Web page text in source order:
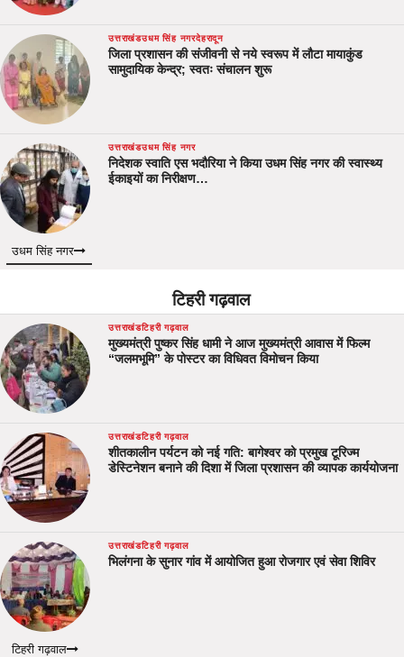
उत्तराखंडउधम सिंह नगरदेहरादून
जिला प्रशासन की संजीवनी से नये स्वरूप में लौटा मायाकुंड
सामुदायिक केन्द्र; स्वतः संचालन शुरू
उत्तराखंडउधम सिंह नगर
निदेशक स्वाति एस भदौरिया ने किया उधम सिंह नगर की स्वास्थ्य
ईकाइयों का निरीक्षण…
उधम सिंह नगर
टिहरी गढ़वाल
उत्तराखंडटिहरी गढ़वाल
मुख्यमंत्री पुष्कर सिंह धामी ने आज मुख्यमंत्री आवास में फिल्म
“जलमभूमि” के पोस्टर का विधिवत विमोचन किया
उत्तराखंडटिहरी गढ़वाल
शीतकालीन पर्यटन को नई गति: बागेश्वर को प्रमुख टूरिज्म
डेस्टिनेशन बनाने की दिशा में जिला प्रशासन की व्यापक कार्ययोजना
उत्तराखंडटिहरी गढ़वाल
भिलंगना के सुनार गांव में आयोजित हुआ रोजगार एवं सेवा शिविर
टिहरी गढ़वाल